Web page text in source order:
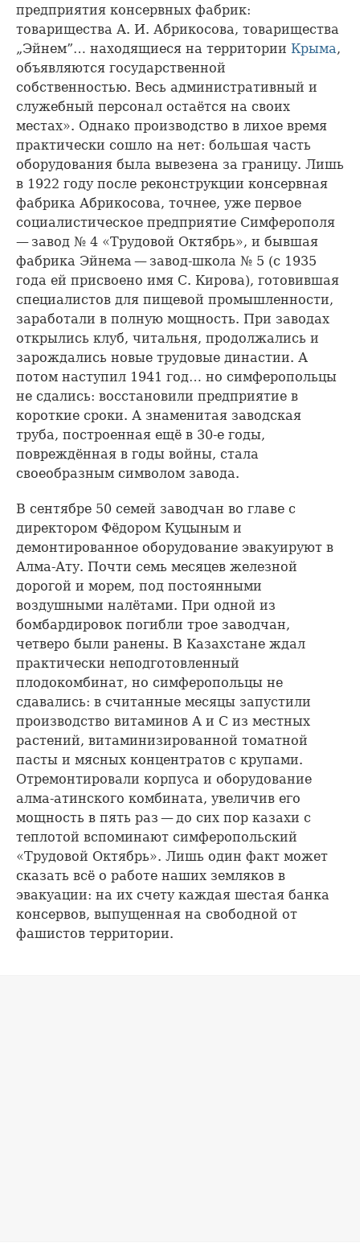
предприятия консервных фабрик:
товарищества А. И. Абрикосова, товарищества
„Эйнем”… находящиеся на территории Крыма,
объявляются государственной
собственностью. Весь административный и
служебный персонал остаётся на своих
местах». Однако производство в лихое время
практически сошло на нет: большая часть
оборудования была вывезена за границу. Лишь
в 1922 году после реконструкции консервная
фабрика Абрикосова, точнее, уже первое
социалистическое предприятие Симферополя
— завод № 4 «Трудовой Октябрь», и бывшая
фабрика Эйнема — завод-школа № 5 (с 1935
года ей присвоено имя С. Кирова), готовившая
специалистов для пищевой промышленности,
заработали в полную мощность. При заводах
открылись клуб, читальня, продолжались и
зарождались новые трудовые династии. А
потом наступил 1941 год… но симферопольцы
не сдались: восстановили предприятие в
короткие сроки. А знаменитая заводская
труба, построенная ещё в 30-е годы,
повреждённая в годы войны, стала
своеобразным символом завода.
В сентябре 50 семей заводчан во главе с
директором Фёдором Куцыным и
демонтированное оборудование эвакуируют в
Алма-Ату. Почти семь месяцев железной
дорогой и морем, под постоянными
воздушными налётами. При одной из
бомбардировок погибли трое заводчан,
четверо были ранены. В Казахстане ждал
практически неподготовленный
плодокомбинат, но симферопольцы не
сдавались: в считанные месяцы запустили
производство витаминов А и С из местных
растений, витаминизированной томатной
пасты и мясных концентратов с крупами.
Отремонтировали корпуса и оборудование
алма-атинского комбината, увеличив его
мощность в пять раз — до сих пор казахи с
теплотой вспоминают симферопольский
«Трудовой Октябрь». Лишь один факт может
сказать всё о работе наших земляков в
эвакуации: на их счету каждая шестая банка
консервов, выпущенная на свободной от
фашистов территории.